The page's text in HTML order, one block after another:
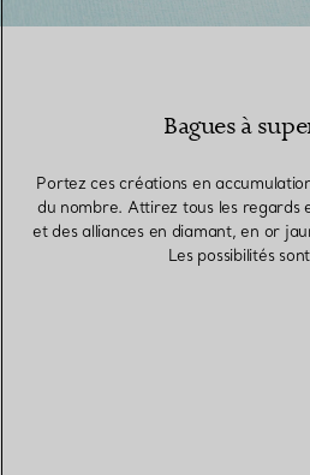
Bagues à
Portez ces créations en
du nombre. Attirez tous les regards
et des alliances en diamant, en or
Les possibilités